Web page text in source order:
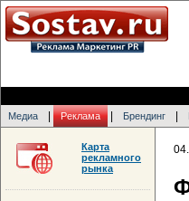
Медиа Реклама Брендинг
Карта
рекламного
рынка